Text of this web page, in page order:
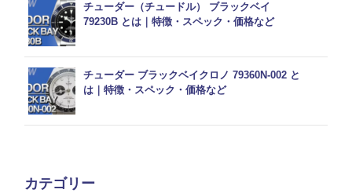
チューダー（チュードル） ブラックベイ
79230B とは｜特徴・スペック・価格など
チューダー ブラックベイクロノ 79360N-002 と
は｜特徴・スペック・価格など
カテゴリー